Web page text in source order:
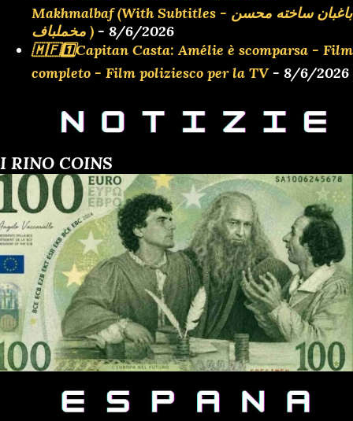
Makhmalbaf (With Subtitles - باغبان ساخته محسن
مخملباف )
- 8/6/2026
🇲🇫1️⃣Capitan Casta: Amélie è scomparsa - Film
completo - Film poliziesco per la TV- 8/6/2026
I RINO COINS